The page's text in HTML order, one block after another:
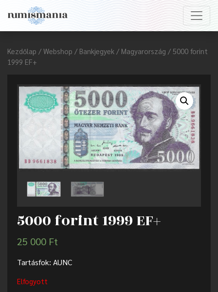
Kezdőlap / Webshop / Bankjegyek / Magyarország / 5000 forint
1999 EF+
5000 forint 1999 EF+
25 000 Ft
Tartásfok: AUNC
Elfogyott